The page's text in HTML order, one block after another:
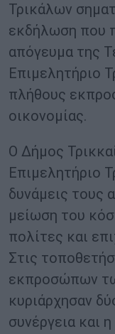
Τρικάλων
εκδήλωση που
απόγευμα της
Επιμελητήριο
πλήθους
οικονομίας.
Ο Δήμος
Επιμελητήριο
δυνάμεις τους
μείωση του
πολίτες και
Στις
εκπροσώπων
κυριάρχησαν
συνέργεια και